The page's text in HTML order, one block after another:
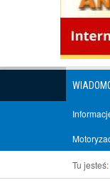
Tu jesteś: